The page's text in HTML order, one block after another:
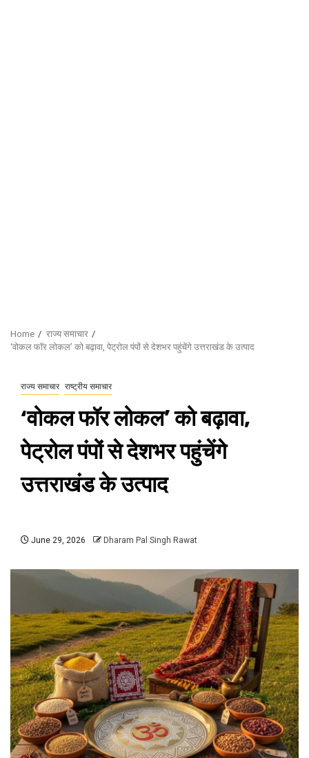
Home
राज्य समाचार
‘वोकल फॉर लोकल’ को बढ़ावा, पेट्रोल पंपों से देशभर पहुंचेंगे उत्तराखंड के उत्पाद
राज्य समाचार राष्ट्रीय समाचार
‘वोकल फॉर लोकल’ को बढ़ावा,
पेट्रोल पंपों से देशभर पहुंचेंगे
उत्तराखंड के उत्पाद
June 29, 2026 Dharam Pal Singh Rawat